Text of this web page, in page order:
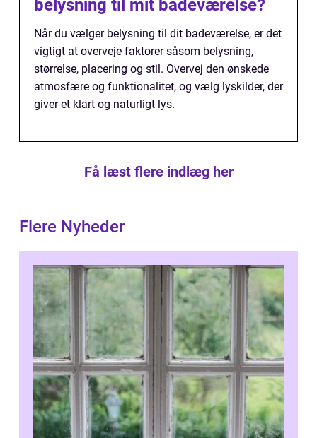
belysning til mit badeværelse?
Når du vælger belysning til dit badeværelse, er det
vigtigt at overveje faktorer såsom belysning,
størrelse, placering og stil. Overvej den ønskede
atmosfære og funktionalitet, og vælg lyskilder, der
giver et klart og naturligt lys.
Få læst flere indlæg her
Flere Nyheder